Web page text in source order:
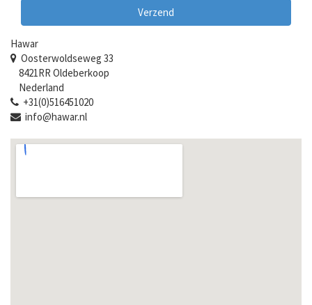
Verzend
Hawar
Oosterwoldseweg 33
8421RR Oldeberkoop
Nederland
+31(0)516451020
info@hawar.nl